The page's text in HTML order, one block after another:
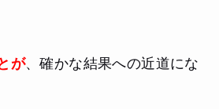
が、確かな結果への近道にな